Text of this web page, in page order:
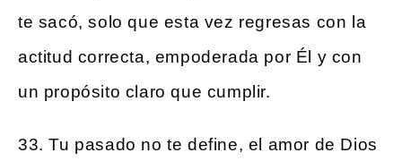
te sacó, solo que esta vez regresas con la
actitud correcta, empoderada por Él y con
un propósito claro que cumplir.
33. Tu pasado no te define, el amor de Dios